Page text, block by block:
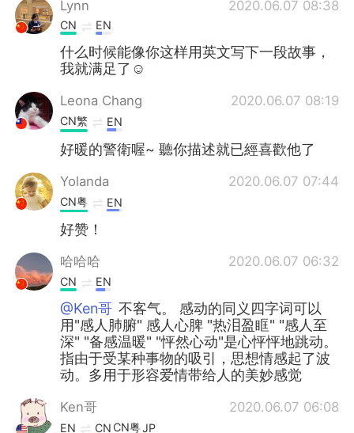
Lynn 2020.06.07 08:38
CN EN
什么时候能像你这样用英文写下一段故事，
我就满足了☺
Leona Chang 2020.06.07 08:19
CN繁 EN
好暖的警衛喔~ 聽你描述就已經喜歡他了
Yolanda 2020.06.07 07:44
CN粤 EN
好赞！
哈哈哈 2020.06.07 06:32
CN EN
@Ken哥 不客气。 感动的同义四字词可以
用"感人肺腑" 感人心脾 "热泪盈眶" "感人至
深" "备感温暖" "怦然心动"是心怦怦地跳动。
指由于受某种事物的吸引，思想情感起了波
动。多用于形容爱情带给人的美妙感觉
Ken哥 2020.06.07 06:08
EN CN CN粤JP